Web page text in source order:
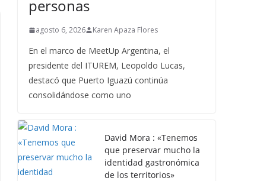
personas
agosto 6, 2026 Karen Apaza Flores
En el marco de MeetUp Argentina, el
presidente del ITUREM, Leopoldo Lucas,
destacó que Puerto Iguazú continúa
consolidándose como uno
David Mora : «Tenemos
que preservar mucho la
identidad gastronómica
de los territorios»